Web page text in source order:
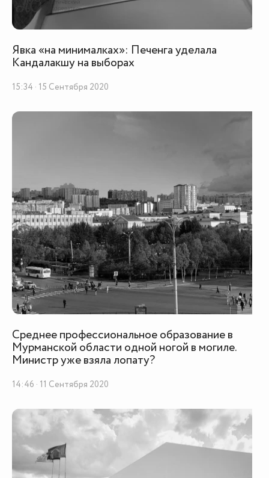
Явка «на минималках»: Печенга уделала
Кандалакшу на выборах
15:34 · 15 Сентября 2020
Среднее профессиональное образование в
Мурманской области одной ногой в могиле.
Министр уже взяла лопату?
14:46 · 11 Сентября 2020